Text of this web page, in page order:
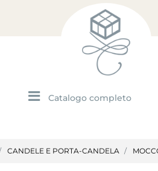
Open menu
CANDELE E PORTA-CANDELA